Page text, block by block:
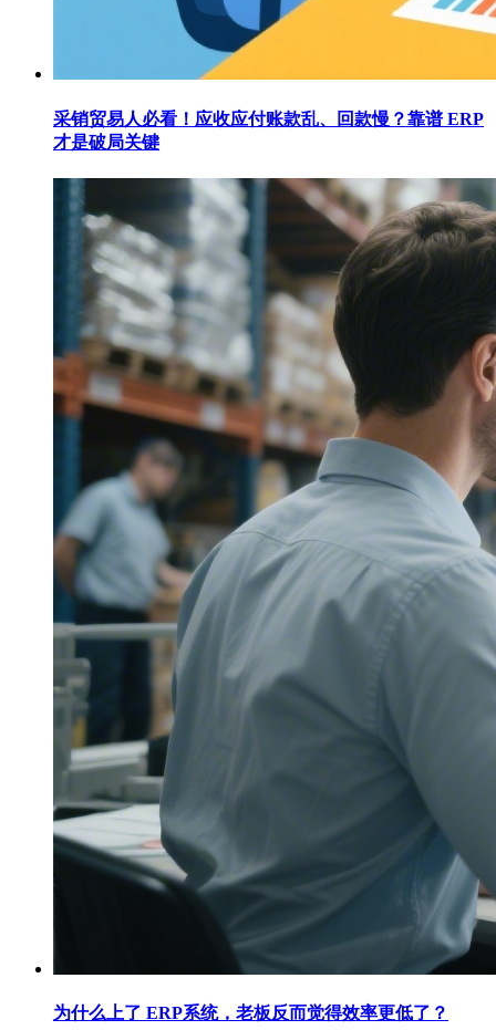
采销贸易人必看！应收应付账款乱、回款慢？靠谱 ERP
才是破局关键
为什么上了 ERP系统，老板反而觉得效率更低了？